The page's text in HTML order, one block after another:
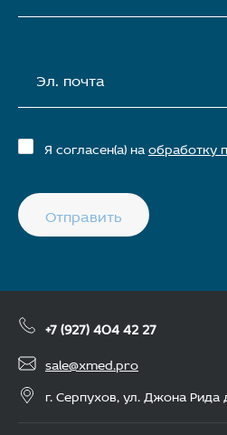
Эл. почта
Отправить
Я согласен(а) наобработку
+7 (927) 404 42 27
sale@xmed.pro
г. Серпухов, ул. Джона Рида